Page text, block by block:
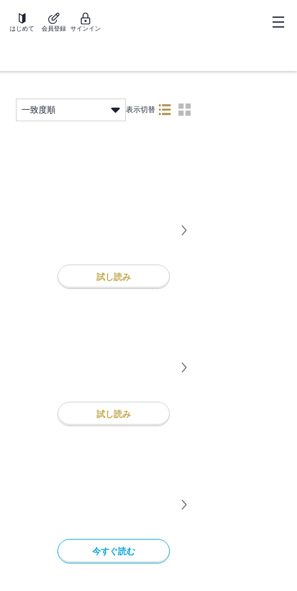
はじめて 会員登録 サインイン
一致度順 表示切替
試し読み
試し読み
今すぐ読む